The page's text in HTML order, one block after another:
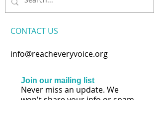
CONTACT​ US
info@reacheveryvoice.org
Join our mailing list
Never miss an update. We
won't share your info or spam